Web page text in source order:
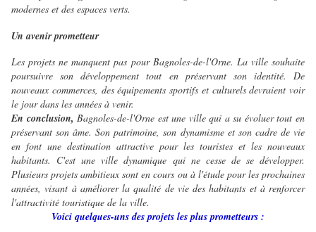
modernes et des espaces verts.
Un avenir prometteur
Les projets ne manquent pas pour Bagnoles-de-l'Orne. La ville souhaite
poursuivre son développement tout en préservant son identité. De
nouveaux commerces, des équipements sportifs et culturels devraient voir
le jour dans les années à venir.
En conclusion, Bagnoles-de-l'Orne est une ville qui a su évoluer tout en
préservant son âme. Son patrimoine, son dynamisme et son cadre de vie
en font une destination attractive pour les touristes et les nouveaux
habitants. C'est une ville dynamique qui ne cesse de se développer.
Plusieurs projets ambitieux sont en cours ou à l'étude pour les prochaines
années, visant à améliorer la qualité de vie des habitants et à renforcer
l'attractivité touristique de la ville.
Voici quelques-uns des projets les plus prometteurs :